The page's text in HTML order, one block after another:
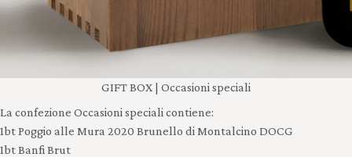
GIFT BOX | Occasioni speciali
La confezione Occasioni speciali contiene:
1bt Poggio alle Mura 2020 Brunello di Montalcino DOCG
1bt Banfi Brut